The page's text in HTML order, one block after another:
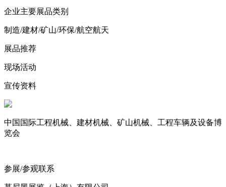
企业主要展品类别
制造/建材/矿山/环保/航空航天
展品推荐
现场活动
宣传资料
中国国际工程机械、建材机械、矿山机械、工程车辆及设备博
览会
参展/参观联系